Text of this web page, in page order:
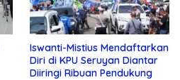
Iswanti-Mistius Mendaftarkan
Diri di KPU Seruyan Diantar
Diiringi Ribuan Pendukung